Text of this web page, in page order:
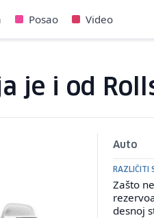
Posao Video
je i od
Auto
RAZLIČITI
Zašto
desnoj